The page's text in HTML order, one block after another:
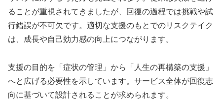
ることが重視されてきましたが、回復の過程では挑戦や試
行錯誤が不可欠です。適切な支援のもとでのリスクテイク
は、成長や自己効力感の向上につながります。
支援の目的を「症状の管理」から「人生の再構築の支援」
へと広げる必要性を示しています。サービス全体が回復志
向に基づいて設計されることが求められます。